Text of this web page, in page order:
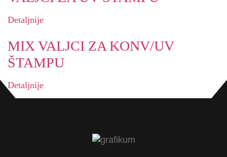
Detaljnije
MIX VALJCI ZA KONV/UV
ŠTAMPU
Detaljnije